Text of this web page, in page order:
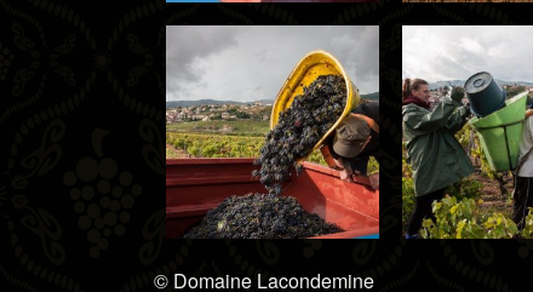
© Domaine Lacondemine